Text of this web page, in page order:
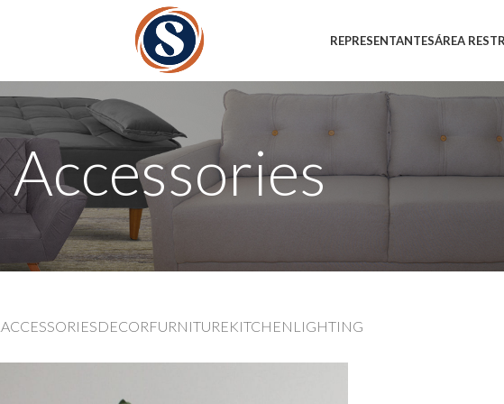
REPRESENTANTESÁREA
Accessories
ACCESSORIESDECORFURNITUREKITCHEN LIGHTING